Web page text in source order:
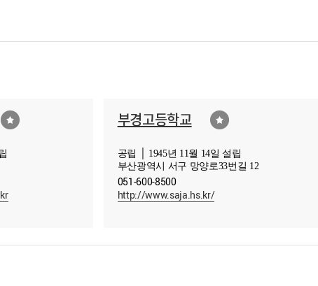
부경고등학교
공립 │ 1945년 11월 14일 설립
부산광역시 서구 망양로33번길 12
051-600-8500
http://www.saja.hs.kr/